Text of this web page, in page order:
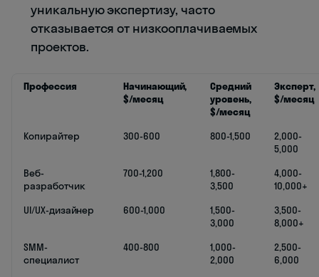
уникальную экспертизу, часто
отказывается от низкооплачиваемых
проектов.
Профессия
Начинающий,
$/месяц
Средний
уровень,
$/месяц
Эксперт,
$/месяц
Копирайтер 300-600 800-1,500
2,000-
5,000
Веб-
разработчик
700-1,200
1,800-
3,500
4,000-
10,000+
UI/UX-дизайнер
600-1,000
1,500-
3,000
3,500-
8,000+
SMM-
специалист
400-800
1,000-
2,000
2,500-
6,000